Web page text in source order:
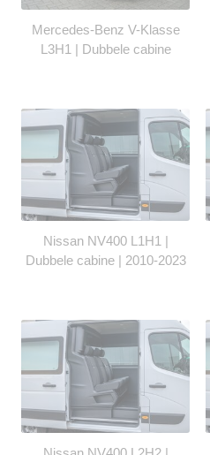
Mercedes-Benz V-Klasse
L3H1 | Dubbele cabine
Nissan NV400 L1H1 |
Dubbele cabine | 2010-2023